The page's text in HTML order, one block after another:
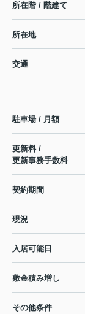
所在階 / 階建て
所在地
交通
駐車場 / 月額
更新料 /
更新事務手数料
契約期間
現況
入居可能日
敷金積み増し
その他条件